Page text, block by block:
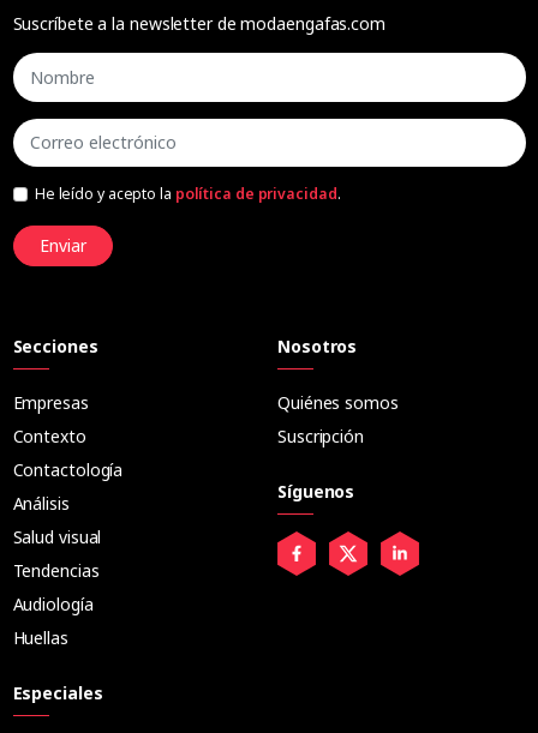
Suscríbete a la newsletter de modaengafas.com
He leído y acepto la política de privacidad.
Enviar
Secciones
Empresas
Contexto
Contactología
Análisis
Salud visual
Tendencias
Audiología
Huellas
Especiales
Nosotros
Quiénes somos
Suscripción
Síguenos